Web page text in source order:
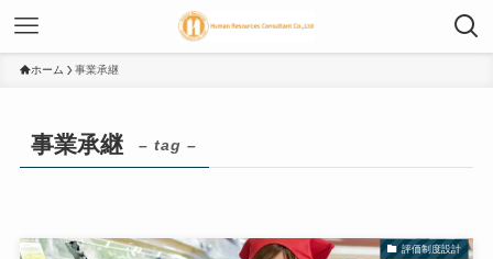
ホーム 事業承継
事業承継 – tag –
評価制度設計